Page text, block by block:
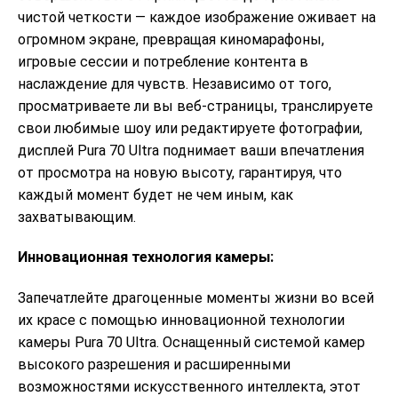
чистой четкости — каждое изображение оживает на
огромном экране, превращая киномарафоны,
игровые сессии и потребление контента в
наслаждение для чувств. Независимо от того,
просматриваете ли вы веб-страницы, транслируете
свои любимые шоу или редактируете фотографии,
дисплей Pura 70 Ultra поднимает ваши впечатления
от просмотра на новую высоту, гарантируя, что
каждый момент будет не чем иным, как
захватывающим.
Инновационная технология камеры:
Запечатлейте драгоценные моменты жизни во всей
их красе с помощью инновационной технологии
камеры Pura 70 Ultra. Оснащенный системой камер
высокого разрешения и расширенными
возможностями искусственного интеллекта, этот